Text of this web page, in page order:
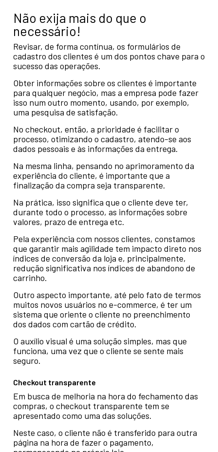
Não exija mais do que o
necessário!
Revisar, de forma contínua, os formulários de
cadastro dos clientes é um dos pontos chave para o
sucesso das operações.
Obter informações sobre os clientes é importante
para qualquer negócio, mas a empresa pode fazer
isso num outro momento, usando, por exemplo,
uma pesquisa de satisfação.
No checkout, então, a prioridade é facilitar o
processo, otimizando o cadastro, atendo-se aos
dados pessoais e às informações da entrega.
Na mesma linha, pensando no aprimoramento da
experiência do cliente, é importante que a
finalização da compra seja transparente.
Na prática, isso significa que o cliente deve ter,
durante todo o processo, as informações sobre
valores, prazo de entrega etc.
Pela experiência com nossos clientes, constamos
que garantir mais agilidade tem impacto direto nos
índices de conversão da loja e, principalmente,
redução significativa nos índices de abandono de
carrinho.
Outro aspecto importante, até pelo fato de termos
muitos novos usuários no e-commerce, é ter um
sistema que oriente o cliente no preenchimento
dos dados com cartão de crédito.
O auxílio visual é uma solução simples, mas que
funciona, uma vez que o cliente se sente mais
seguro.
Checkout transparente
Em busca de melhoria na hora do fechamento das
compras, o checkout transparente tem se
apresentado como uma das soluções.
Neste caso, o cliente não é transferido para outra
página na hora de fazer o pagamento,